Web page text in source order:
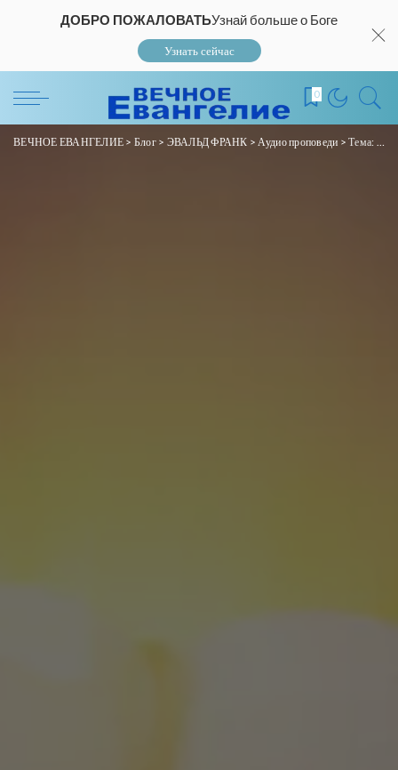
ДОБРО ПОЖАЛОВАТЬУзнай больше о Боге
Узнать сейчас
0
ВЕЧНОЕ ЕВАНГЕЛИЕ > Блог> ЭВАЛЬД ФРАНК >Аудио проповеди >Тема: «Вот, Я иду исполнить волю Твою!» Евр. 10:7-10